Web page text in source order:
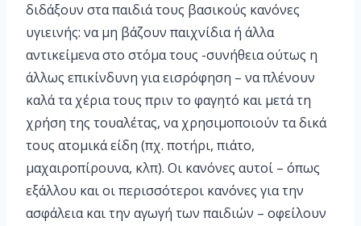
διδάξουν στα παιδιά τους βασικούς κανόνες
υγιεινής: να μη βάζουν παιχνίδια ή άλλα
αντικείμενα στο στόμα τους -συνήθεια ούτως η
άλλως επικίνδυνη για εισρόφηση – να πλένουν
καλά τα χέρια τους πριν το φαγητό και μετά τη
χρήση της τουαλέτας, να χρησιμοποιούν τα δικά
τους ατομικά είδη (πχ. ποτήρι, πιάτο,
μαχαιροπίρουνα, κλπ). Οι κανόνες αυτοί – όπως
εξάλλου και οι περισσότεροι κανόνες για την
ασφάλεια και την αγωγή των παιδιών – οφείλουν